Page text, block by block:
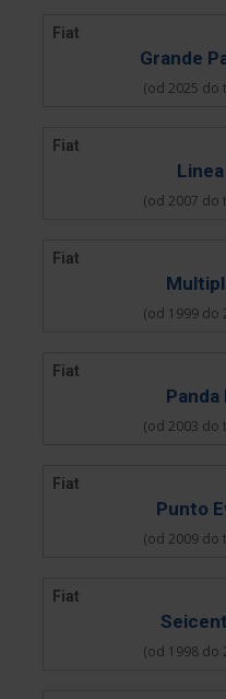
Fiat
Grande
(od 2025 do
Fiat
Linea
(od 2007 do
Fiat
(od 1999 do
Fiat
Panda
(od 2003 do
Fiat
Punto
(od 2009 do
Fiat
(od 1998 do